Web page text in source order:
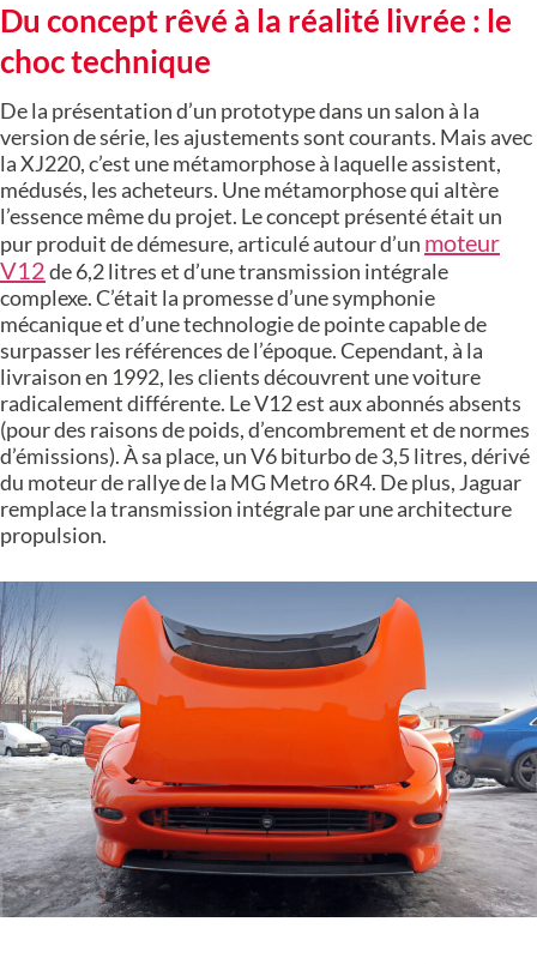
Du concept rêvé à la réalité livrée : le
choc technique
De la présentation d’un prototype dans un salon à la
version de série, les ajustements sont courants. Mais avec
la XJ220, c’est une métamorphose à laquelle assistent,
médusés, les acheteurs. Une métamorphose qui altère
l’essence même du projet. Le concept présenté était un
pur produit de démesure, articulé autour d’un moteur
V12de 6,2 litres et d’une transmission intégrale
complexe. C’était la promesse d’une symphonie
mécanique et d’une technologie de pointe capable de
surpasser les références de l’époque. Cependant, à la
livraison en 1992, les clients découvrent une voiture
radicalement différente. Le V12 est aux abonnés absents
(pour des raisons de poids, d’encombrement et de normes
d’émissions). À sa place, un V6 biturbo de 3,5 litres, dérivé
du moteur de rallye de la MG Metro 6R4. De plus, Jaguar
remplace la transmission intégrale par une architecture
propulsion.